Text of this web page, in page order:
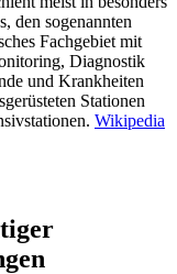
den soge­nann­ten
Fach­ge­biet mit
Dia­gnos­tik
und Krank­hei­ten
Sta­tio­nen
Wiki­pe­dia